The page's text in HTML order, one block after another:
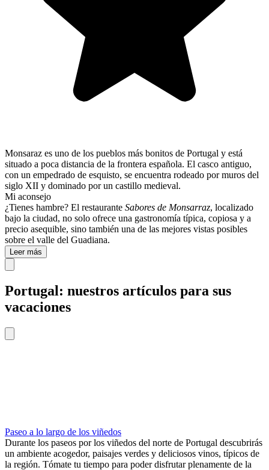
Monsaraz es uno de los pueblos más bonitos de Portugal y está
situado a poca distancia de la frontera española. El casco antiguo,
con un empedrado de esquisto, se encuentra rodeado por muros del
siglo XII y dominado por un castillo medieval.
Mi aconsejo
¿Tienes hambre? El restaurante Sabores de Monsarraz, localizado
bajo la ciudad, no solo ofrece una gastronomía típica, copiosa y a
precio asequible, sino también una de las mejores vistas posibles
sobre el valle del Guadiana.
Leer más
Portugal: nuestros artículos para sus
vacaciones
Paseo a lo largo de los viñedos
Durante los paseos por los viñedos del norte de Portugal descubrirás
un ambiente acogedor, paisajes verdes y deliciosos vinos, típicos de
la región. Tómate tu tiempo para poder disfrutar plenamente de la